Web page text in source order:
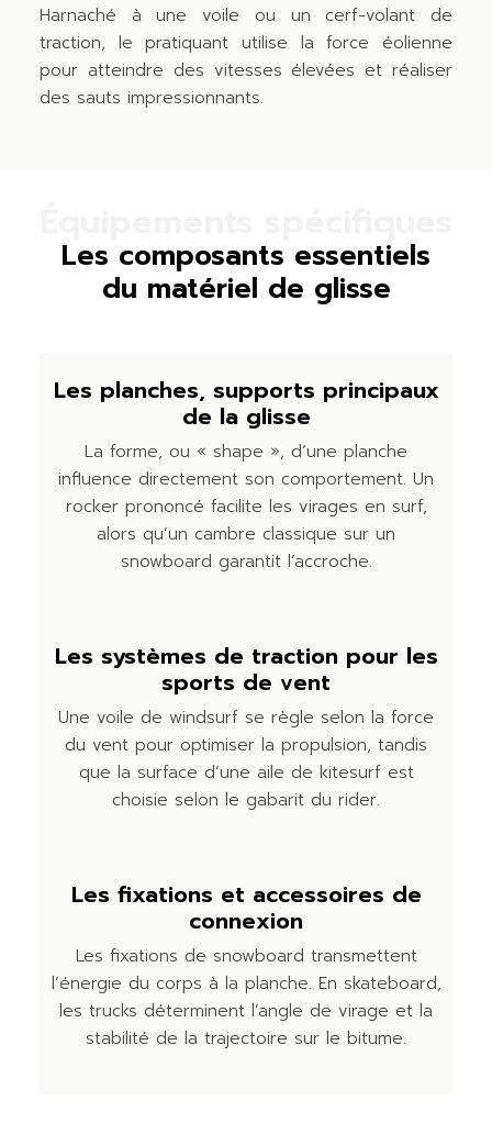
Harnaché à une voile ou un cerf-volant de
traction, le pratiquant utilise la force éolienne
pour atteindre des vitesses élevées et réaliser
des sauts impressionnants.
Les composants essentiels
du matériel de glisse
Les planches, supports principaux
de la glisse
La forme, ou « shape », d’une planche
influence directement son comportement. Un
rocker prononcé facilite les virages en surf,
alors qu’un cambre classique sur un
snowboard garantit l’accroche.
Les systèmes de traction pour les
sports de vent
Une voile de windsurf se règle selon la force
du vent pour optimiser la propulsion, tandis
que la surface d’une aile de kitesurf est
choisie selon le gabarit du rider.
Les fixations et accessoires de
connexion
Les fixations de snowboard transmettent
l’énergie du corps à la planche. En skateboard,
les trucks déterminent l’angle de virage et la
stabilité de la trajectoire sur le bitume.